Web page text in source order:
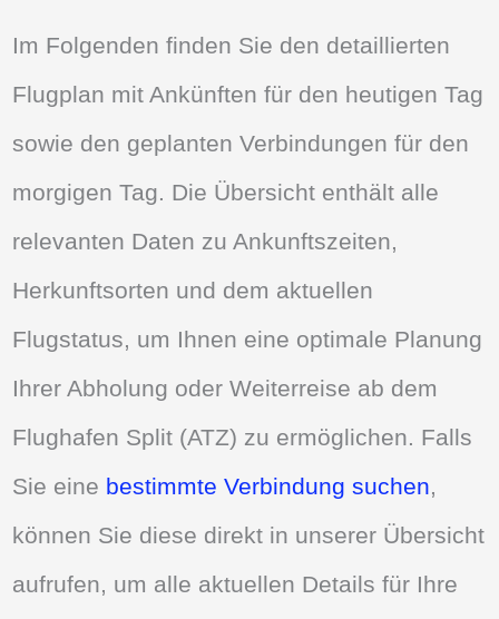
Im Folgenden finden Sie den detaillierten
Flugplan mit Ankünften für den heutigen Tag
sowie den geplanten Verbindungen für den
morgigen Tag. Die Übersicht enthält alle
relevanten Daten zu Ankunftszeiten,
Herkunftsorten und dem aktuellen
Flugstatus, um Ihnen eine optimale Planung
Ihrer Abholung oder Weiterreise ab dem
Flughafen Split (ATZ) zu ermöglichen. Falls
Sie eine bestimmte Verbindung suchen,
können Sie diese direkt in unserer Übersicht
aufrufen, um alle aktuellen Details für Ihre